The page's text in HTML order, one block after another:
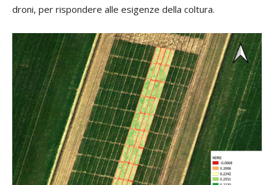
droni, per rispondere alle esigenze della coltura.